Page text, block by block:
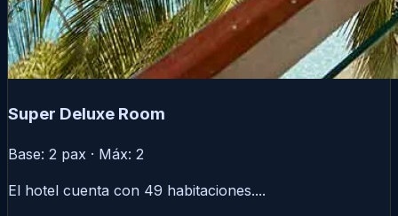
Super Deluxe Room
Base: 2 pax · Máx: 2
El hotel cuenta con 49 habitaciones....